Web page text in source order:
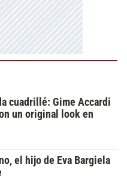
cuadrillé: Gime Accardi
un original look en
el hijo de Eva Bargiela